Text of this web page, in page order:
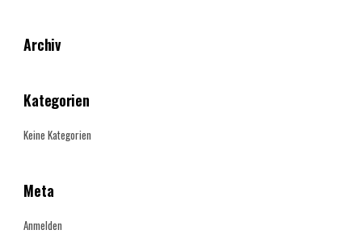
Archiv
Kategorien
Keine Kategorien
Meta
Anmelden